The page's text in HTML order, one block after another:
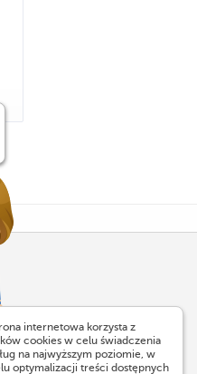
internetowa korzysta z
cookies w celu świadczenia
na najwyższym poziomie, w
optymalizacji treści dostępnych